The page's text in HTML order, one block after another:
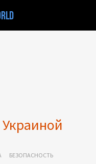
БЕЗОПАСНОСТЬ